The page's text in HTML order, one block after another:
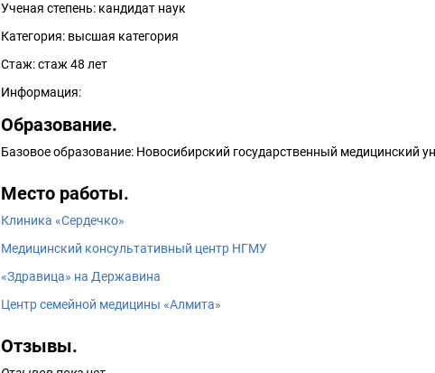
Ученая степень: кандидат наук
Категория: высшая категория
Стаж:стаж 48 лет
Информация:
Образование.
Базовое образование: Новосибирский государственный медицинский
Место работы.
Клиника «Сердечко»
Медицинский консультативный центр НГМУ
«Здравица» на Державина
Центр семейной медицины «Алмита»
Отзывы.